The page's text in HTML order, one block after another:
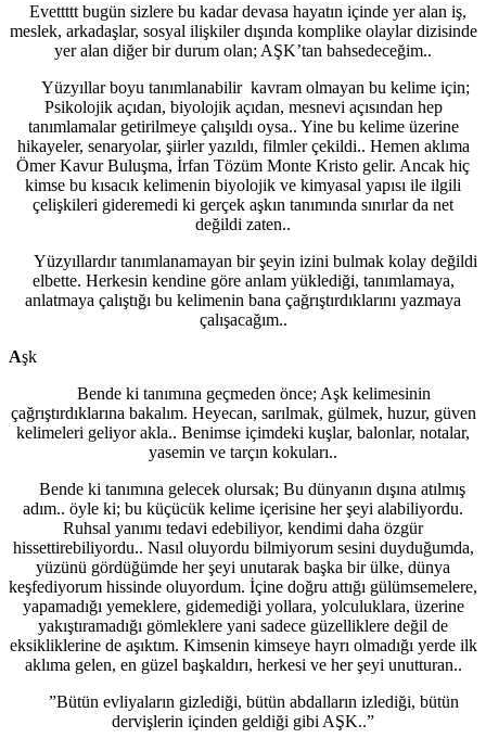
Evettttt bugün sizlere bu kadar devasa hayatın içinde yer alan iş,
meslek, arkadaşlar, sosyal ilişkiler dışında komplike olaylar dizisinde
yer alan diğer bir durum olan; AŞK’tan bahsedeceğim..
Yüzyıllar boyu tanımlanabilir kavram olmayan bu kelime için;
Psikolojik açıdan, biyolojik açıdan, mesnevi açısından hep
tanımlamalar getirilmeye çalışıldı oysa.. Yine bu kelime üzerine
hikayeler, senaryolar, şiirler yazıldı, filmler çekildi.. Hemen aklıma
Ömer Kavur Buluşma, İrfan Tözüm Monte Kristo gelir. Ancak hiç
kimse bu kısacık kelimenin biyolojik ve kimyasal yapısı ile ilgili
çelişkileri gideremedi ki gerçek aşkın tanımında sınırlar da net
değildi zaten..
Yüzyıllardır tanımlanamayan bir şeyin izini bulmak kolay değildi
elbette. Herkesin kendine göre anlam yüklediği, tanımlamaya,
anlatmaya çalıştığı bu kelimenin bana çağrıştırdıklarını yazmaya
çalışacağım..
Aşk
Bende ki tanımına geçmeden önce; Aşk kelimesinin
çağrıştırdıklarına bakalım. Heyecan, sarılmak, gülmek, huzur, güven
kelimeleri geliyor akla.. Benimse içimdeki kuşlar, balonlar, notalar,
yasemin ve tarçın kokuları..
Bende ki tanımına gelecek olursak; Bu dünyanın dışına atılmış
adım.. öyle ki; bu küçücük kelime içerisine her şeyi alabiliyordu.
Ruhsal yanımı tedavi edebiliyor, kendimi daha özgür
hissettirebiliyordu.. Nasıl oluyordu bilmiyorum sesini duyduğumda,
yüzünü gördüğümde her şeyi unutarak başka bir ülke, dünya
keşfediyorum hissinde oluyordum. İçine doğru attığı gülümsemelere,
yapamadığı yemeklere, gidemediği yollara, yolculuklara, üzerine
yakıştıramadığı gömleklere yani sadece güzelliklere değil de
eksikliklerine de aşıktım. Kimsenin kimseye hayrı olmadığı yerde ilk
aklıma gelen, en güzel başkaldırı, herkesi ve her şeyi unutturan..
”Bütün evliyaların gizlediği, bütün abdalların izlediği, bütün
dervişlerin içinden geldiği gibi AŞK..”